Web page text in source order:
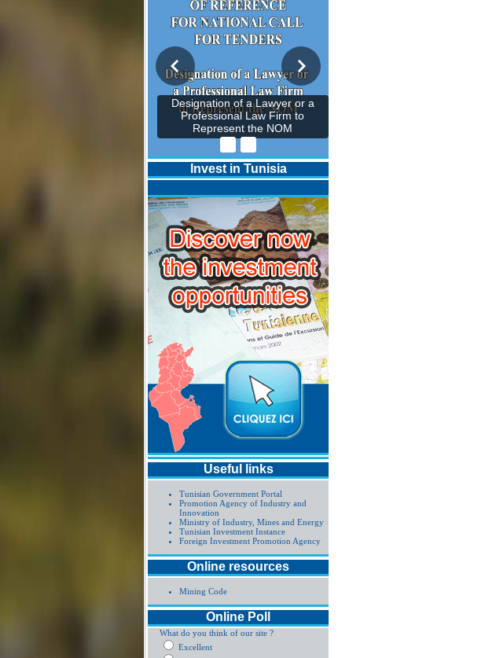
Designation of a Lawyer or a
Professional Law Firm to
Represent the NOM
Invest in Tunisia
Useful links
Tunisian Government Portal
Promotion Agency of Industry and
Innovation
Ministry of Industry, Mines and Energy
Tunisian Investment Instance
Foreign Investment Promotion Agency
Online resources
Mining Code
Online Poll
What do you think of our site ?
Excellent